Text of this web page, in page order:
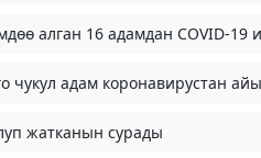
алган 16 адамдан COVID-19
чукул адам коронавирустан
жатканын сурады